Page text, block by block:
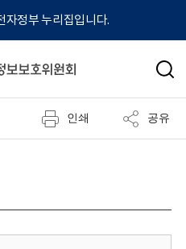
자정부 누리집입니다.
검
인쇄 공유